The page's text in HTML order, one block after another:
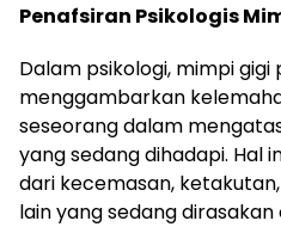
Penafsiran Psikologis
Dalam psikologi, mimpi
menggambarkan
seseorang dalam
yang sedang dihadapi. Hal
dari kecemasan,
lain yang sedang